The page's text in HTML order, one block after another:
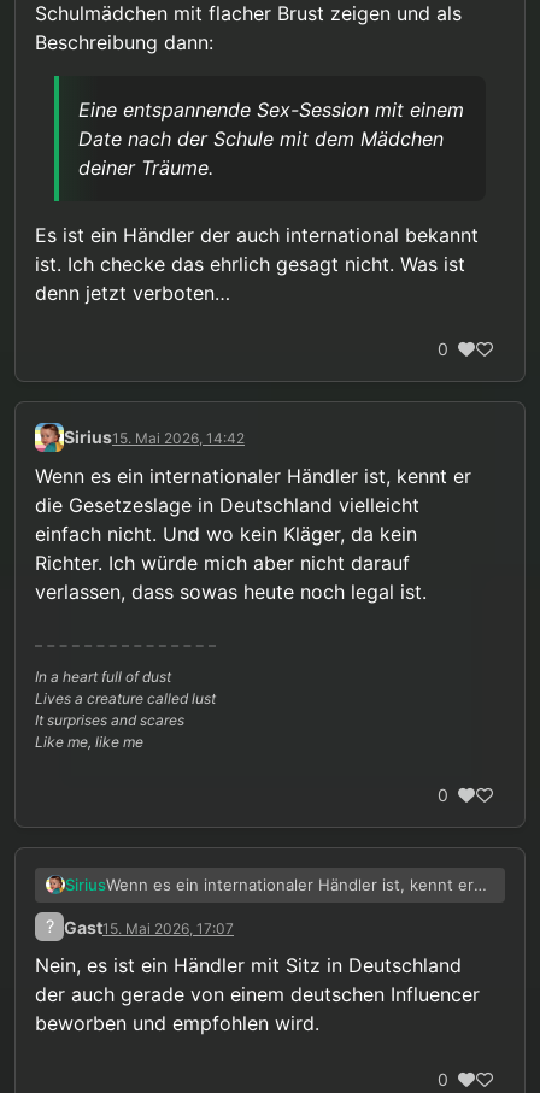
Schulmädchen mit flacher Brust zeigen und als
Beschreibung dann:
Eine entspannende Sex-Session mit einem
Date nach der Schule mit dem Mädchen
deiner Träume.
Es ist ein Händler der auch international bekannt
ist. Ich checke das ehrlich gesagt nicht. Was ist
denn jetzt verboten…
0
Sirius15. Mai 2026, 14:42
Wenn es ein internationaler Händler ist, kennt er
die Gesetzeslage in Deutschland vielleicht
einfach nicht. Und wo kein Kläger, da kein
Richter. Ich würde mich aber nicht darauf
verlassen, dass sowas heute noch legal ist.
In a heart full of dust
Lives a creature called lust
It surprises and scares
Like me, like me
0
SiriusWenn es ein internationaler Händler ist, kennt er
die Gesetzeslage in Deutschland vielleicht einfach
nicht. Und wo kein Kläger, da kein Richter. Ich
sowas heute noch legal ist.
? Gast15. Mai 2026, 17:07
Nein, es ist ein Händler mit Sitz in Deutschland
der auch gerade von einem deutschen Influencer
beworben und empfohlen wird.
0